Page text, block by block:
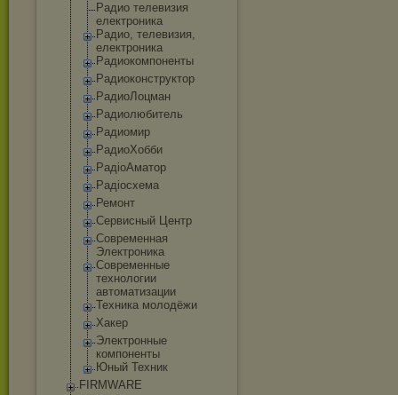
Радио телевизия
електроника
Радио, телевизия,
електроника
Радиокомпоненты
Радиоконструктор
РадиоЛоцман
Радиолюбитель
Радиомир
РадиоХобби
РадіоАматор
Радіосхема
Ремонт
Сервисный Центр
Современная
Электроника
Современные
технологии
автоматизации
Техника молодёжи
Хакер
Электронные
компоненты
Юный Техник
FIRMWARE